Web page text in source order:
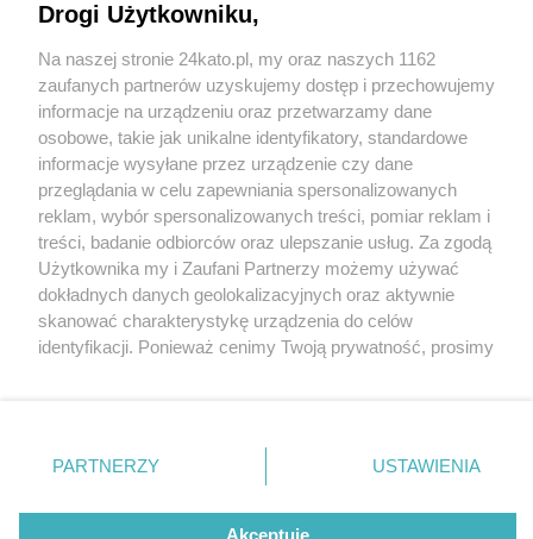
Nowe fakty w sprawie zdarzenia z 8 października
5 / 5
Służby ratunkowe pojawiły
się błyskawicznie na miejscu
wypadku na ulicy
Francuskiej
Wróć do artykułu:
Wydawca mediów lokalnych
Nie zapomnij
zapoznać się z:
polityką prywatności regulamin korzystania z portali
Twojemiasto
Piekary Śląskie
Chorzów
Tarnowskie Góry
Gliwice
Skontakuj sięz nami
Kontakt
Wydawca
Redakcja
Drogi Użytkowniku,
Na naszej stronie 24kato.pl, my oraz naszych 1162
zaufanych partnerów uzyskujemy dostęp i przechowujemy
informacje na urządzeniu oraz przetwarzamy dane
osobowe, takie jak unikalne identyfikatory, standardowe
informacje wysyłane przez urządzenie czy dane
przeglądania w celu zapewniania spersonalizowanych
reklam, wybór spersonalizowanych treści, pomiar reklam i
treści, badanie odbiorców oraz ulepszanie usług. Za zgodą
Użytkownika my i Zaufani Partnerzy możemy używać
dokładnych danych geolokalizacyjnych oraz aktywnie
skanować charakterystykę urządzenia do celów
identyfikacji. Ponieważ cenimy Twoją prywatność, prosimy
prywatności znajdujący się w lewym dolnym rogu strony
. Niektóre rodzaje przetwarzania danych nie wymagają
zgody użytkownika, ale masz prawo sprzeciwić się
takiemu przetwarzaniu. Preferencje będą miały
PARTNERZY USTAWIENIA
Akceptuję